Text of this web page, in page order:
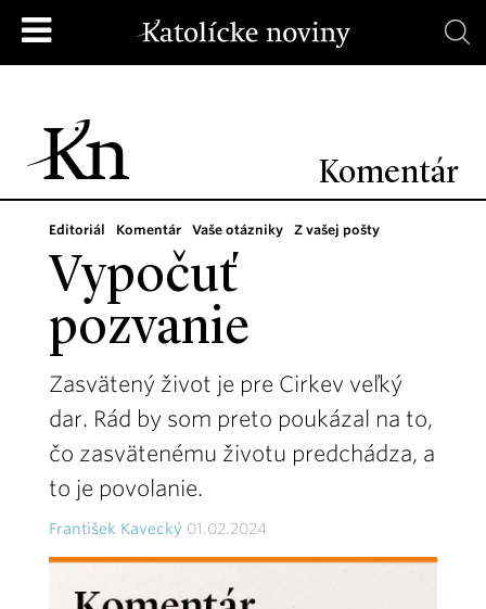
Komentár
Editoriál Komentár Vaše otázniky Z vašej pošty
Vypočuť
pozvanie
Zasvätený život je pre Cirkev veľký
dar. Rád by som preto poukázal na to,
čo zasvätenému životu predchádza, a
to je povolanie.
František Kavecký 01.02.2024